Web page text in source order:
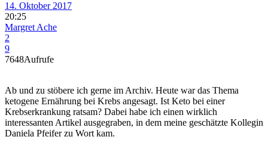
14. Oktober 2017
20:25
Margret Ache
2
9
7648Aufrufe
Ab und zu stöbere ich gerne im Archiv. Heute war das Thema
ketogene Ernährung bei Krebs angesagt. Ist Keto bei einer
Krebserkrankung ratsam? Dabei habe ich einen wirklich
interessanten Artikel ausgegraben, in dem meine geschätzte Kollegin
Daniela Pfeifer zu Wort kam.